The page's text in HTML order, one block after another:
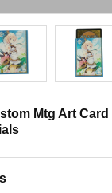
Mtg Art Card